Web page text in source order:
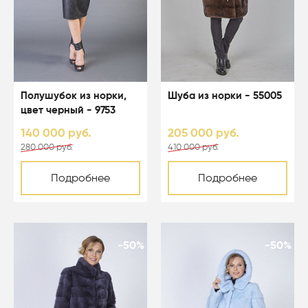
Полушубок из норки,
цвет черный - 9753
140 000 руб.
280 000 руб.
Подробнее
Шуба из норки - 55005
205 000 руб.
410 000 руб.
Подробнее
-50% -50%